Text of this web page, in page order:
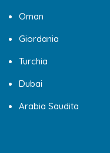
Oman
Giordania
Turchia
Dubai
Arabia Saudita